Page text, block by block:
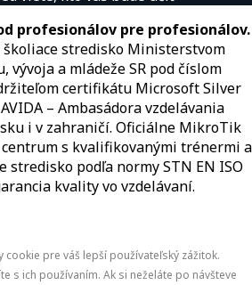
profesionálov pre profesionálov.
stredisko Ministerstvom
vývoja a mládeže SR pod číslom
držiteľom certifikátu Microsoft Silver
– Ambasádora vzdelávania
i v zahraničí.​​​​​​​​​​​​​​​​ Oficiálne MikroTik
s kvalifikovanými trénermi ​​​​​​​​​​a
stredisko podľa normy STN EN ISO
kvality vo vzdelávaní.
cookie pre váš lepší používateľský zážitok.
s ich používaním. Ak si neželáte po návšteve